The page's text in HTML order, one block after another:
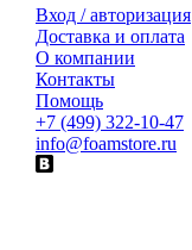
Вход / авторизация
Доставка и оплата
О компании
Контакты
Помощь
+7 (499) 322-10-47
info@foamstore.ru